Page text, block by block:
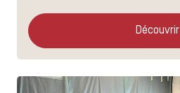
Découvrir